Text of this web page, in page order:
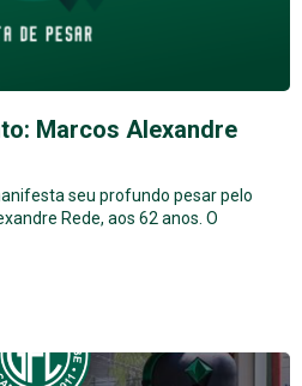
Marcos Alexandre
seu profundo pesar pelo
Rede, aos 62 anos. O